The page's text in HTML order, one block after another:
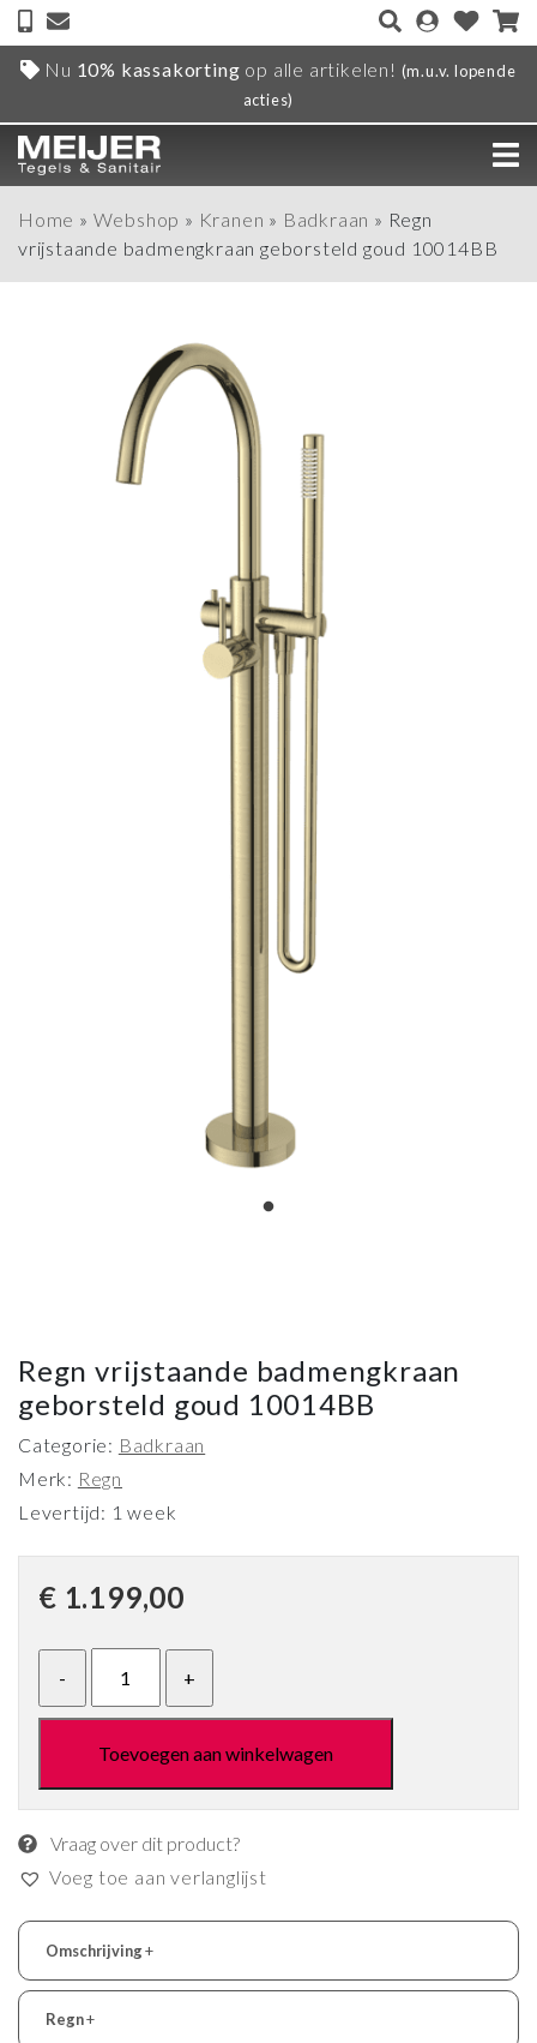
Nu 10% kassakorting op alle artikelen! (m.u.v. lopende
acties)
Home » Webshop » Kranen » Badkraan » Regn
vrijstaande badmengkraan geborsteld goud 10014BB
Regn vrijstaande badmengkraan
geborsteld goud 10014BB
Categorie: Badkraan
Merk: Regn
Levertijd: 1 week
€ 1.199,00
Toevoegen aan winkelwagen
Vraag over dit product?
Voeg toe aan verlanglijst
Omschrijving+
Regn+